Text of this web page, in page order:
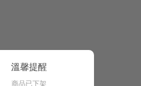
溫馨提醒
商品已下架